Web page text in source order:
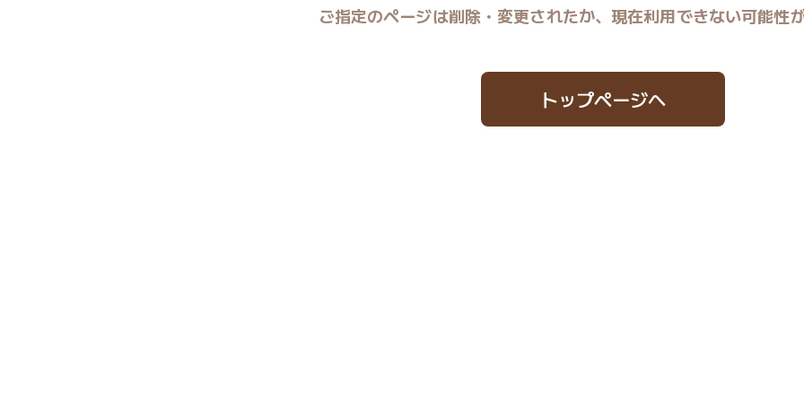
ご指定のページは削除・変更されたか、現在利用できない可能性
トップページへ